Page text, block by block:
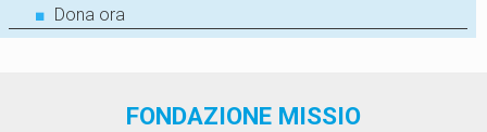
■ Dona ora
FONDAZIONE MISSIO